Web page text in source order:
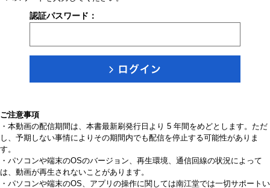
認証パスワード：
ご注意事項
・本動画の配信期間は、本書最新刷発行日より 5 年間をめどとします。ただ
し、予期しない事情によりその期間内でも配信を停止する可能性がありま
す。
・パソコンや端末のOSのバージョン、再生環境、通信回線の状況によって
は、動画が再生されないことがあります。
・パソコンや端末のOS、アプリの操作に関しては南江堂では一切サポートい